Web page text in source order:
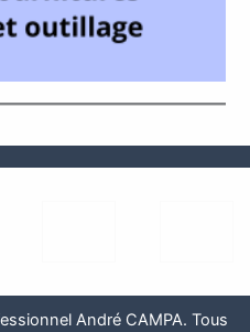
André CAMPA. Tous